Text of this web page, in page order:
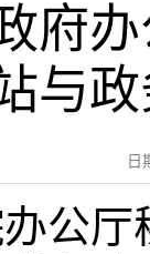
府
与
日
公